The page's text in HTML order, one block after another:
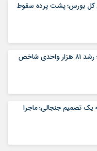
بورس؛ پشت پرده سقوط
شوک به بورس تهران؛ رشد ۸۱ هزار واحدی شاخص
یک تصمیم جنجالی؛ ماجرا